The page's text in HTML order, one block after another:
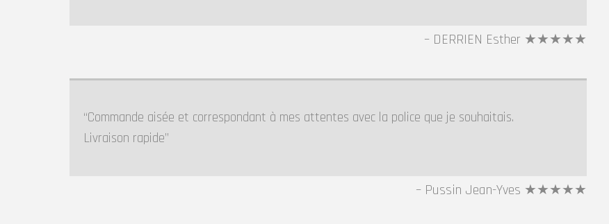
DERRIEN Esther ★★★★★
Commande aisée et correspondant à mes attentes avec la police que je souhaitais.
Livraison rapide
Pussin Jean-Yves ★★★★★